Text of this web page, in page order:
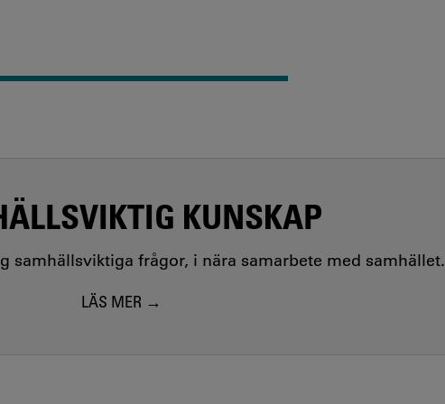
KUNSKAP
samhällsviktiga frågor, i nära samarbete med samhället.
LÄS MER